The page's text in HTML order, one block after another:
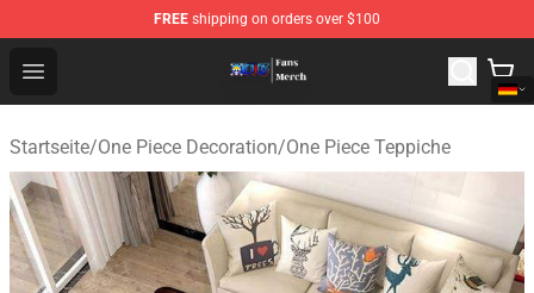
FREE shipping on orders over $100
Open menu
One Piece Store - Official One Piece Merchandise Shop
Startseite/One Piece Decoration/One Piece Teppiche